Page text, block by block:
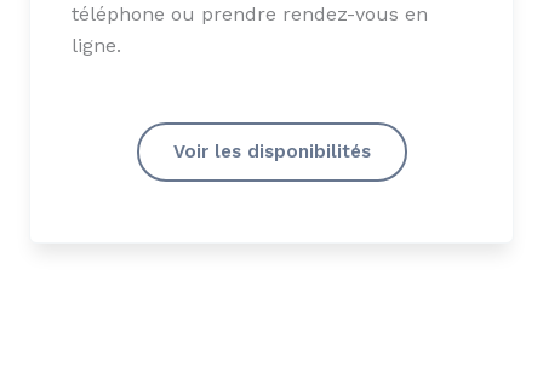
téléphone ou prendre rendez-vous en
ligne.
Voir les disponibilités